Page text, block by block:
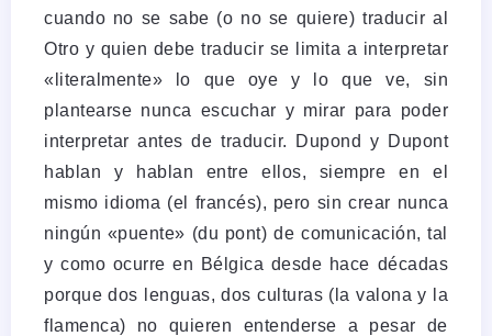
cuando no se sabe (o no se quiere) traducir al
Otro y quien debe traducir se limita a interpretar
«literalmente» lo que oye y lo que ve, sin
plantearse nunca escuchar y mirar para poder
interpretar antes de traducir. Dupond y Dupont
hablan y hablan entre ellos, siempre en el
mismo idioma (el francés), pero sin crear nunca
ningún «puente» (du pont) de comunicación, tal
y como ocurre en Bélgica desde hace décadas
porque dos lenguas, dos culturas (la valona y la
flamenca) no quieren entenderse a pesar de